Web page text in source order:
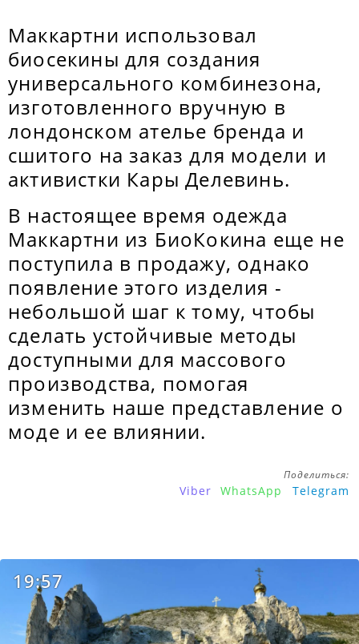
Маккартни использовал
биосекины для создания
универсального комбинезона,
изготовленного вручную в
лондонском ателье бренда и
сшитого на заказ для модели и
активистки Кары Делевинь.
В настоящее время одежда
Маккартни из БиоКокина еще не
поступила в продажу, однако
появление этого изделия -
небольшой шаг к тому, чтобы
сделать устойчивые методы
доступными для массового
производства, помогая
изменить наше представление о
моде и ее влиянии.
Поделиться:
Viber WhatsApp Telegram
19:57